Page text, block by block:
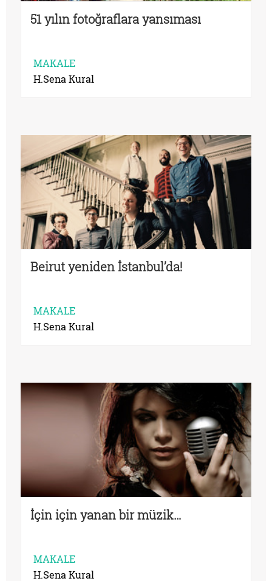
51 yılın fotoğraflara yansıması
MAKALE
H.Sena Kural
Beirut yeniden İstanbul’da!
MAKALE
H.Sena Kural
İçin için yanan bir müzik…
MAKALE
H.Sena Kural